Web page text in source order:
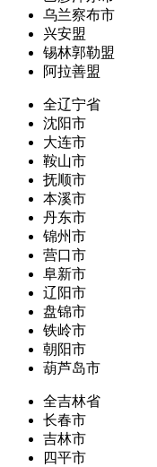
乌兰察布市
兴安盟
锡林郭勒盟
阿拉善盟
全辽宁省
沈阳市
大连市
鞍山市
抚顺市
本溪市
丹东市
锦州市
营口市
阜新市
辽阳市
盘锦市
铁岭市
朝阳市
葫芦岛市
全吉林省
长春市
吉林市
四平市